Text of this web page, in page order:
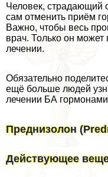
Человек, страдающий
сам отменить приём
Важно, чтобы весь
врач. Только он может
лечении.
Обязательно
ещё больше людей
лечении БА
Преднизолон
Действующее